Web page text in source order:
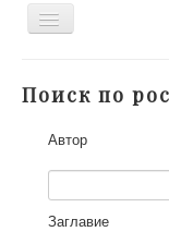
Toggle
Участники
Научная работа
Поиск по
Автор
Заглавие